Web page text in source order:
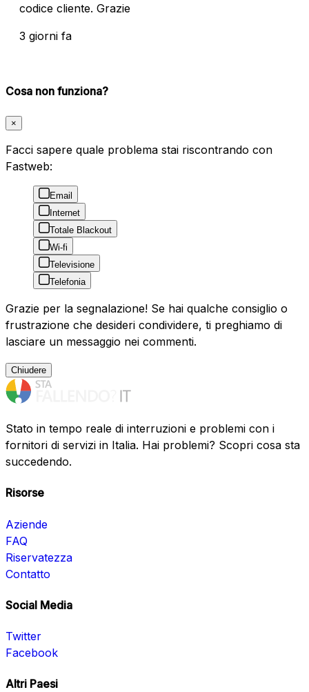
codice cliente. Grazie
3 giorni fa
Cosa non funziona?
×
Facci sapere quale problema stai riscontrando con
Fastweb:
Email
Internet
Totale Blackout
Wi-fi
Televisione
Telefonia
Grazie per la segnalazione! Se hai qualche consiglio o
frustrazione che desideri condividere, ti preghiamo di
lasciare un messaggio nei commenti.
Chiudere
Stato in tempo reale di interruzioni e problemi con i
fornitori di servizi in Italia. Hai problemi? Scopri cosa sta
succedendo.
Risorse
Aziende
FAQ
Riservatezza
Contatto
Social Media
Twitter
Facebook
Altri Paesi